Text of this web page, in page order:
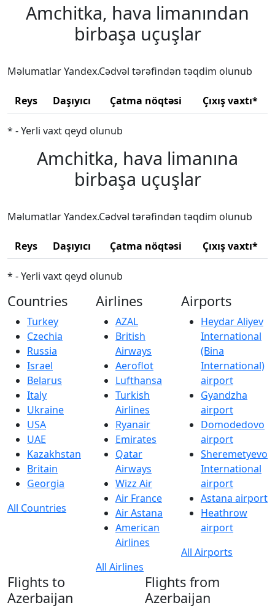
Amchitka, hava limanından
birbaşa uçuşlar
Məlumatlar Yandex.Cədvəl tərəfindən təqdim olunub
Reys Daşıyıcı Çatma nöqtəsi Çıxış vaxtı*
* - Yerli vaxt qeyd olunub
Amchitka, hava limanına
birbaşa uçuşlar
Məlumatlar Yandex.Cədvəl tərəfindən təqdim olunub
Reys Daşıyıcı Çatma nöqtəsi Çıxış vaxtı*
* - Yerli vaxt qeyd olunub
Countries
Turkey
Czechia
Russia
Israel
Belarus
Italy
Ukraine
USA
UAE
Kazakhstan
Britain
Georgia
All Countries
Airlines
AZAL
British
Airways
Aeroflot
Lufthansa
Turkish
Airlines
Ryanair
Emirates
Qatar
Airways
Wizz Air
Air France
Air Astana
American
Airlines
All Airlines
Airports
Heydar Aliyev
International
(Bina
International)
airport
Gyandzha
airport
Domodedovo
airport
Sheremetyevo
International
airport
Astana airport
Heathrow
airport
All Airports
Flights to
Azerbaijan
Flights from
Azerbaijan